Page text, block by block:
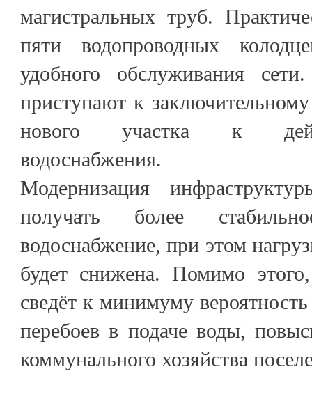
магистральных труб.
пяти водопроводных
удобного обслуживания
приступают к
нового участка к
водоснабжения.
Модернизация
получать более
водоснабжение, при этом
будет снижена. Помимо
сведёт к минимуму
перебоев в подаче воды,
коммунального хозяйства